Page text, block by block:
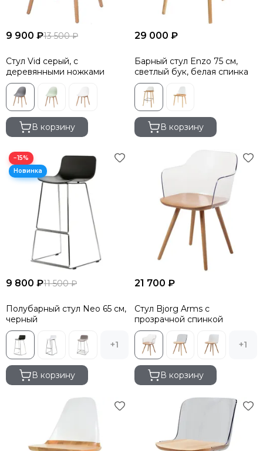
9 900 ₽13 500 ₽
Стул Vid серый, с
деревянными ножками
В корзину
29 000 ₽
Барный стул Enzo 75 см,
светлый бук, белая спинка
В корзину
−15%
9 800 ₽11 500 ₽
Полубарный стул Neo 65 см,
черный
+1
В корзину
21 700 ₽
Стул Bjorg Arms с
прозрачной спинкой
+1
В корзину